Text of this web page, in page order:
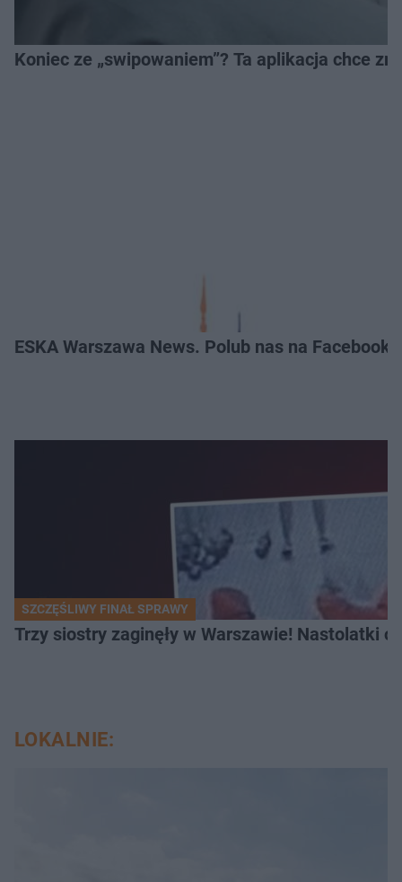
Koniec ze „swipowaniem”? Ta aplikacja chce
ESKA Warszawa News. Polub nas na
SZCZĘŚLIWY FINAŁ SPRAWY
Trzy siostry zaginęły w Warszawie! Nastolatki
LOKALNIE: